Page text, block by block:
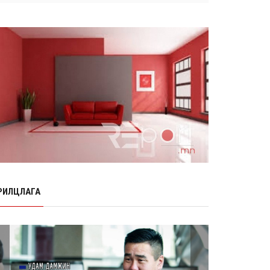
авто замын барилгын ажлын нийт
гүйцэтгэл 74.5 хув...
Нэгдүгээр ангид элсэгчдийн
бүртгэлийг энэ сарын 17-ноос E-
Mongolia системээр зохи...
8 сарын 06, 2026
Өчигдөр согтуугаар тээврийн
хэрэгсэл жолоодсон 95 хэрэг
8 сарын 06, 2026
НӨАТ-ын буцаан олголтыг 8 хувь
болгох өргөдөлд 14 мянга гаруй
иргэн дэмжиж гарын ...
8 сарын 05, 2026